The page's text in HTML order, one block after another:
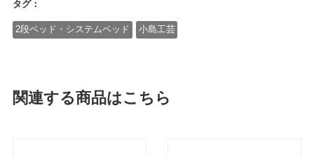
タグ：
2段ベッド・システムベッド 小島工芸
関連する商品はこちら